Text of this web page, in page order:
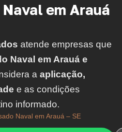
em Arauá
atende empresas que
Naval em Arauá e
a aplicação,
e as condições
informado.
Naval em Arauá – SE